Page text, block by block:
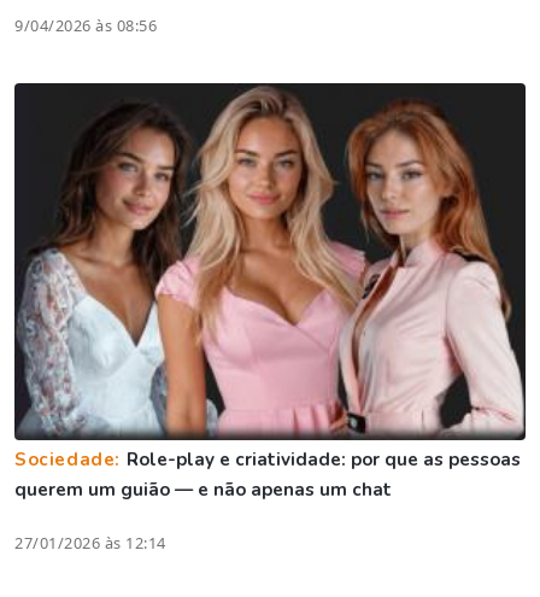
9/04/2026 às 08:56
Sociedade: Role-play e criatividade: por que as pessoas
querem um guião — e não apenas um chat
27/01/2026 às 12:14